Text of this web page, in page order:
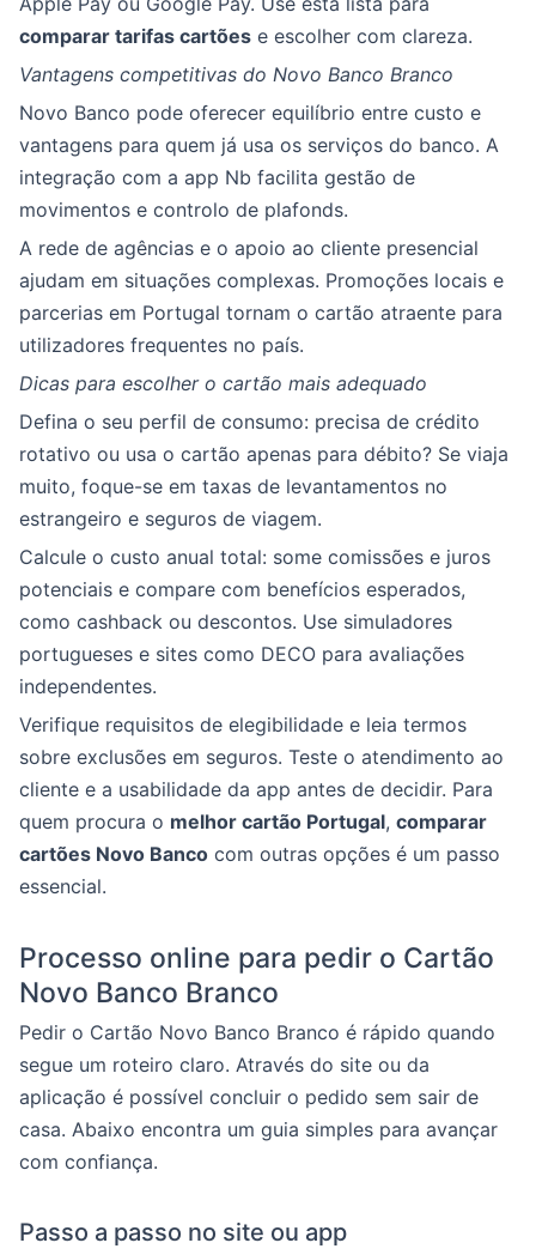
comparar tarifas cartões e escolher com clareza.
Vantagens competitivas do Novo Banco Branco
Novo Banco pode oferecer equilíbrio entre custo e
vantagens para quem já usa os serviços do banco. A
integração com a app Nb facilita gestão de
movimentos e controlo de plafonds.
A rede de agências e o apoio ao cliente presencial
ajudam em situações complexas. Promoções locais e
parcerias em Portugal tornam o cartão atraente para
utilizadores frequentes no país.
Dicas para escolher o cartão mais adequado
Defina o seu perfil de consumo: precisa de crédito
rotativo ou usa o cartão apenas para débito? Se viaja
muito, foque-se em taxas de levantamentos no
estrangeiro e seguros de viagem.
Calcule o custo anual total: some comissões e juros
potenciais e compare com benefícios esperados,
como cashback ou descontos. Use simuladores
portugueses e sites como DECO para avaliações
independentes.
Verifique requisitos de elegibilidade e leia termos
sobre exclusões em seguros. Teste o atendimento ao
cliente e a usabilidade da app antes de decidir. Para
quem procura o melhor cartão Portugal, comparar
cartões Novo Banco com outras opções é um passo
essencial.
Processo online para pedir o Cartão
Novo Banco Branco
Pedir o Cartão Novo Banco Branco é rápido quando
segue um roteiro claro. Através do site ou da
aplicação é possível concluir o pedido sem sair de
casa. Abaixo encontra um guia simples para avançar
com confiança.
Passo a passo no site ou app